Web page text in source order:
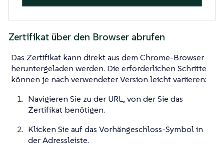
Zertifikat über den Browser abrufen
Das Zertifikat kann direkt aus dem Chrome-Browser
heruntergeladen werden. Die erforderlichen Schritte
können je nach verwendeter Version leicht variieren:
Navigieren Sie zu der URL, von der Sie das
Zertifikat benötigen.
Klicken Sie auf das Vorhängeschloss-Symbol in
der Adressleiste.